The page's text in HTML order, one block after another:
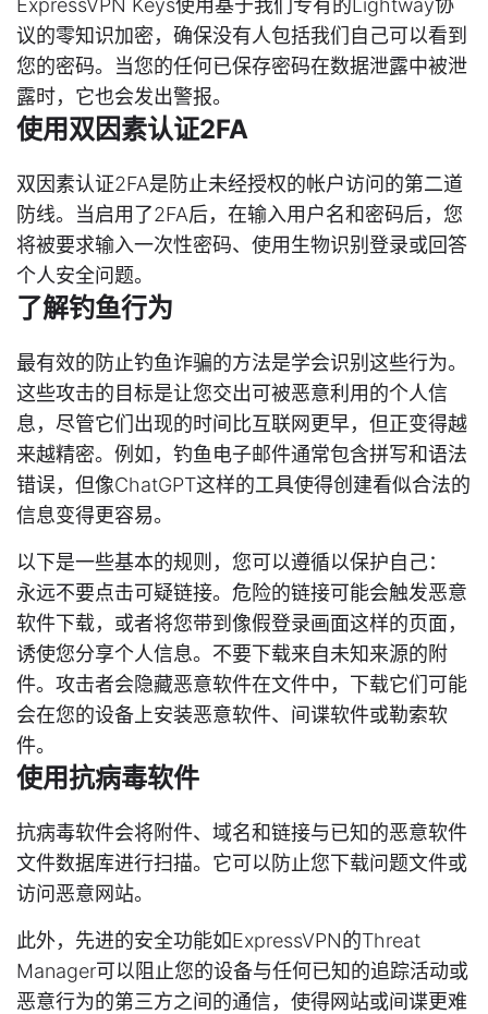
ExpressVPN Keys使用基于我们专有的Lightway协
议的零知识加密，确保没有人包括我们自己可以看到
您的密码。当您的任何已保存密码在数据泄露中被泄
露时，它也会发出警报。
使用双因素认证2FA
双因素认证2FA是防止未经授权的帐户访问的第二道
防线。当启用了2FA后，在输入用户名和密码后，您
将被要求输入一次性密码、使用生物识别登录或回答
个人安全问题。
了解钓鱼行为
最有效的防止钓鱼诈骗的方法是学会识别这些行为。
这些攻击的目标是让您交出可被恶意利用的个人信
息，尽管它们出现的时间比互联网更早，但正变得越
来越精密。例如，钓鱼电子邮件通常包含拼写和语法
错误，但像ChatGPT这样的工具使得创建看似合法的
信息变得更容易。
以下是一些基本的规则，您可以遵循以保护自己：
永远不要点击可疑链接。危险的链接可能会触发恶意
软件下载，或者将您带到像假登录画面这样的页面，
诱使您分享个人信息。不要下载来自未知来源的附
件。攻击者会隐藏恶意软件在文件中，下载它们可能
会在您的设备上安装恶意软件、间谍软件或勒索软
件。
使用抗病毒软件
抗病毒软件会将附件、域名和链接与已知的恶意软件
文件数据库进行扫描。它可以防止您下载问题文件或
访问恶意网站。
此外，先进的安全功能如ExpressVPN的Threat
Manager可以阻止您的设备与任何已知的追踪活动或
恶意行为的第三方之间的通信，使得网站或间谍更难